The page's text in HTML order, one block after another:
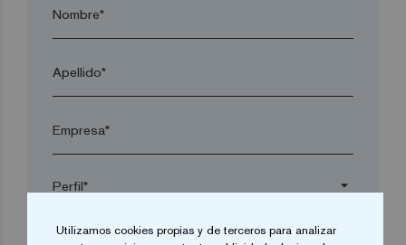
Nombre*
Apellido*
Empresa*
arrow_drop_down
Utilizamos cookies propias y de terceros para analizar